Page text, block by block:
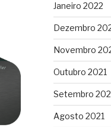
Janeiro 2022
Dezembro
Novembro
Outubro 2021
Setembro
Agosto 2021